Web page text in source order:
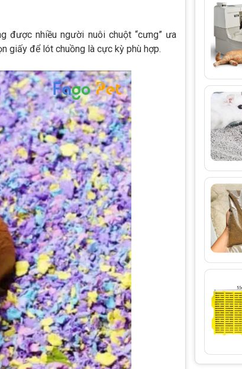
được nhiều người nuôi chuột “cưng” ưa
giấy để lót chuồng là cực kỳ phù hợp.